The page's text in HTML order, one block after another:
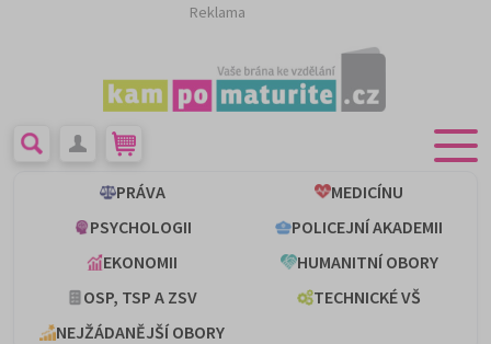
Reklama
PRÁVA
MEDICÍNU
PSYCHOLOGII
POLICEJNÍ AKADEMII
EKONOMII
HUMANITNÍ OBORY
OSP, TSP A ZSV
TECHNICKÉ VŠ
NEJŽÁDANĚJŠÍ OBORY